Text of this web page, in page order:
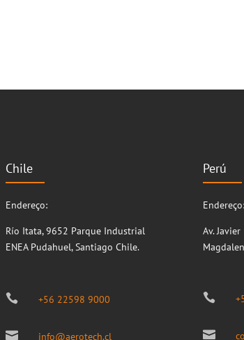
Chile
Endereço:
Río Itata, 9652 Parque Industrial
ENEA Pudahuel, Santiago Chile.
 +56 22598 9000
 info@aerotech.cl
Perú
Endereço:
Av.

